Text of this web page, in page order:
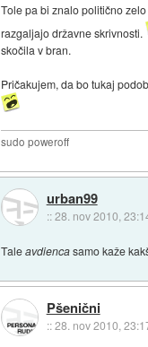
Tole pa bi znalo politično
razgaljajo državne skrivnosti.
skočila v bran.
Pričakujem, da bo tukaj
sudo poweroff
urban99
::28. nov 2010,
Taleavdiencasamo kaže
Pšenični
::28. nov 2010,